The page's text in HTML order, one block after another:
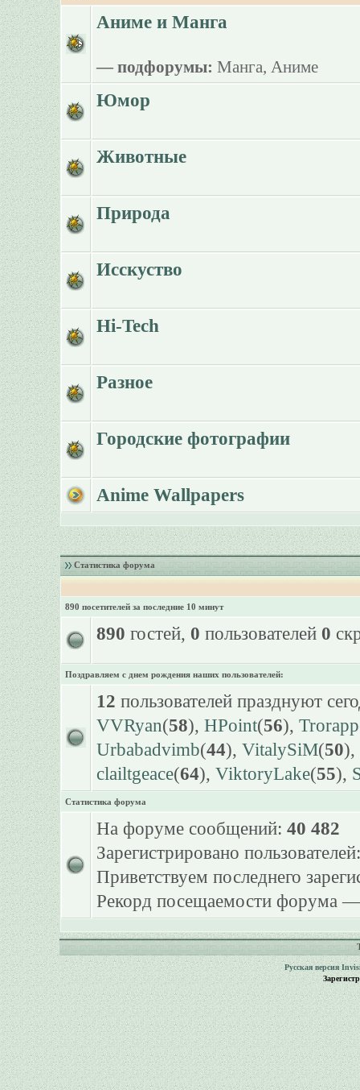
Аниме и Манга
— подфорумы: Манга, Аниме
Юмор
Животные
Природа
Исскуство
Hi-Tech
Разное
Городские фотографии
Anime Wallpapers
Статистика форума
890 посетителей за последние 10 минут
890 гостей, 0 пользователей 0
Поздравляем с днем рождения наших пользователей:
12 пользователей празднуют
VVRyan(58), HPoint(56),
Urbabadvimb(44), VitalySiM(50),
clailtgeace(64), ViktoryLake(55),
Статистика форума
На форуме сообщений: 40 482
Зарегистрировано
Приветствуем последнего
Рекорд посещаемости форума
Русская версия